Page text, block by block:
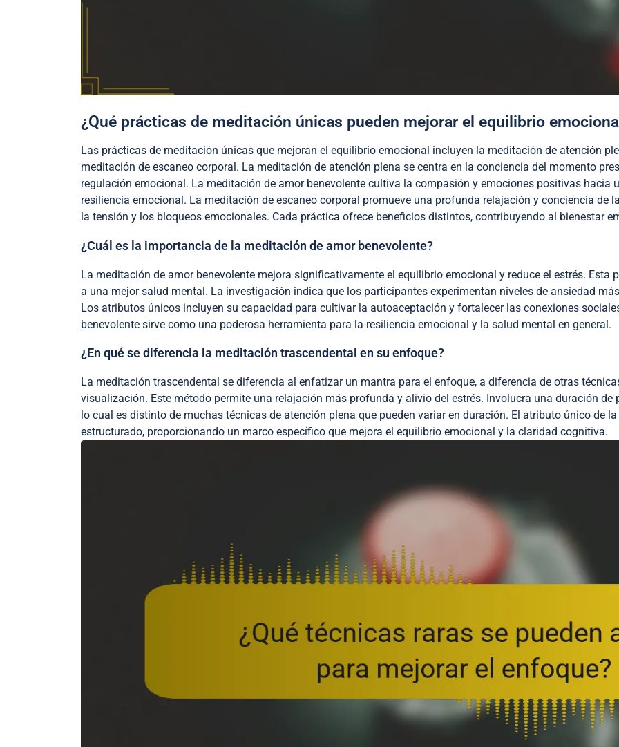
¿Qué prácticas de meditación únicas pueden mejorar el equilibrio
Las prácticas de meditación únicas que mejoran el equilibrio emocional incluyen la meditación de atención
meditación de escaneo corporal. La meditación de atención plena se centra en la conciencia del momento
regulación emocional. La meditación de amor benevolente cultiva la compasión y emociones positivas
resiliencia emocional. La meditación de escaneo corporal promueve una profunda relajación y conciencia de
la tensión y los bloqueos emocionales. Cada práctica ofrece beneficios distintos, contribuyendo al bienestar
¿Cuál es la importancia de la meditación de amor benevolente?
La meditación de amor benevolente mejora significativamente el equilibrio emocional y reduce el estrés.
a una mejor salud mental. La investigación indica que los participantes experimentan niveles de ansiedad
Los atributos únicos incluyen su capacidad para cultivar la autoaceptación y fortalecer las conexiones
benevolente sirve como una poderosa herramienta para la resiliencia emocional y la salud mental en general.
¿En qué se diferencia la meditación trascendental en su enfoque?
La meditación trascendental se diferencia al enfatizar un mantra para el enfoque, a diferencia de otras
visualización. Este método permite una relajación más profunda y alivio del estrés. Involucra una duración
lo cual es distinto de muchas técnicas de atención plena que pueden variar en duración. El atributo único de
estructurado, proporcionando un marco específico que mejora el equilibrio emocional y la claridad cognitiva.